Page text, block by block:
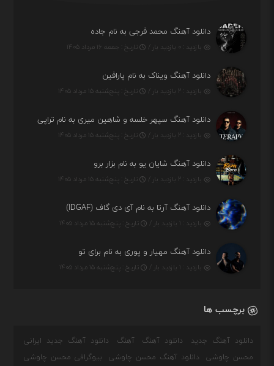
دانلود آهنگ محمد فرجی به نام جاده
بازدید : ۰ بازدید بار / تاریخ : جمعه ۱۶ مرداد ۱۴۰۵
دانلود آهنگ ویناک به نام پارافین
بازدید : ۲ بازدید بار / تاریخ : پنج‌شنبه ۱۵ مرداد ۱۴۰۵
دانلود آهنگ سپهر خلسه و شاهین میری به نام تراپی
بازدید : ۲ بازدید بار / تاریخ : پنج‌شنبه ۱۵ مرداد ۱۴۰۵
دانلود آهنگ شایان یو به نام بزار برو
بازدید : ۲ بازدید بار / تاریخ : پنج‌شنبه ۱۵ مرداد ۱۴۰۵
دانلود آهنگ آرتا به نام آی دی گاف (IDGAF)
بازدید : ۱ بازدید بار / تاریخ : پنج‌شنبه ۱۵ مرداد ۱۴۰۵
دانلود آهنگ مهیار و پوری به نام برای تو
بازدید : ۱ بازدید بار / تاریخ : پنج‌شنبه ۱۵ مرداد ۱۴۰۵
برچسب ها
دانلود آهنگ جدید دانلود آهنگ آهنگ
دانلود آهنگ جدید ایرانی
محسن چاوشی
دانلود آهنگ محسن چاوشی بیوگرافی محسن چاوشی